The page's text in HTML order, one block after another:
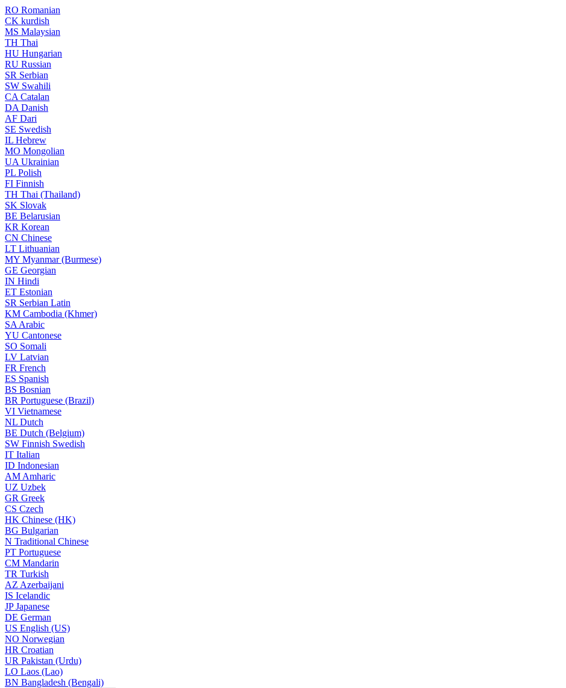
RO Romanian
CK kurdish
MS Malaysian
TH Thai
HU Hungarian
RU Russian
SR Serbian
SW Swahili
CA Catalan
DA Danish
AF Dari
SE Swedish
IL Hebrew
MO Mongolian
UA Ukrainian
PL Polish
FI Finnish
TH Thai (Thailand)
SK Slovak
BE Belarusian
KR Korean
CN Chinese
LT Lithuanian
MY Myanmar (Burmese)
GE Georgian
IN Hindi
ET Estonian
SR Serbian Latin
KM Cambodia (Khmer)
SA Arabic
YU Cantonese
SO Somali
LV Latvian
FR French
ES Spanish
BS Bosnian
BR Portuguese (Brazil)
VI Vietnamese
NL Dutch
BE Dutch (Belgium)
SW Finnish Swedish
IT Italian
ID Indonesian
AM Amharic
UZ Uzbek
GR Greek
CS Czech
HK Chinese (HK)
BG Bulgarian
N Traditional Chinese
PT Portuguese
CM Mandarin
TR Turkish
AZ Azerbaijani
IS Icelandic
JPJapanese
DE German
US English (US)
NO Norwegian
HR Croatian
UR Pakistan (Urdu)
LO Laos (Lao)
BN Bangladesh (Bengali)